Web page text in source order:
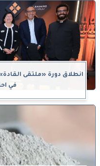
انطلاق دورة «ملتقى
في